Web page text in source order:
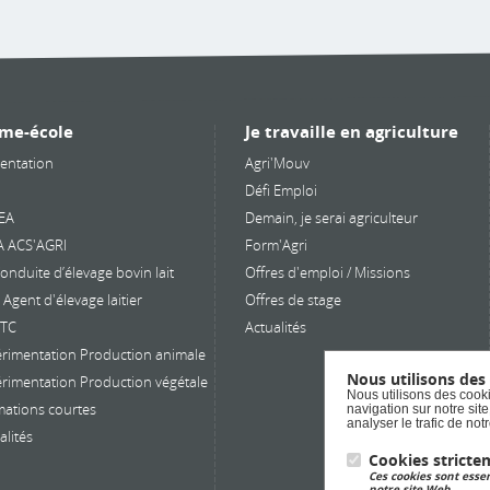
programme : « Bien
fermiers ont la cote ! »
restauration collective
avec un maximum de
produits locaux -
Développer notre propre
réseau et favoriser
l’approvisionnement en
circuit court Les
bénéficiaires sont les
stagiaires de l’ALPA et
groupes extérieurs qui
apprécient la qualité
repas servis. Cette
école
ACS'AGRI
d’élevage bovin lait
Agent d'élevage laitier
Production animale
Production végétale
courtes
Je travaille en agriculture
Agri'Mouv
Défi Emploi
Demain, je serai agriculteur
Form'Agri
Offres d'emploi / Missions
Offres de stage
Actualités
Nous utilisons des
Nous utilisons des
navigation sur notre
analyser le trafic de
Cookies
Ces cookies sont